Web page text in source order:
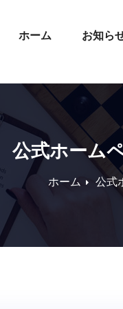
ホーム お知ら
公式ホーム
ホーム 公式